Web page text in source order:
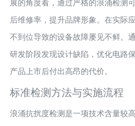
展的角度看，通过严格的浪涌检测
后维修率，提升品牌形象。在实际
不到位导致的设备故障屡见不鲜。
研发阶段发现设计缺陷，优化电路
产品上市后付出高昂的代价。
标准检测方法与实施流程
浪涌抗扰度检测是一项技术含量较